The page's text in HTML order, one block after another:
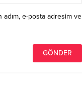
adım, e-posta adresim ve